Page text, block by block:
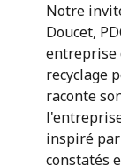
Notre
Doucet,
entreprise
recyclage
raconte
inspiré
constatés